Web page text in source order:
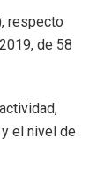
respecto
de 58
el nivel de